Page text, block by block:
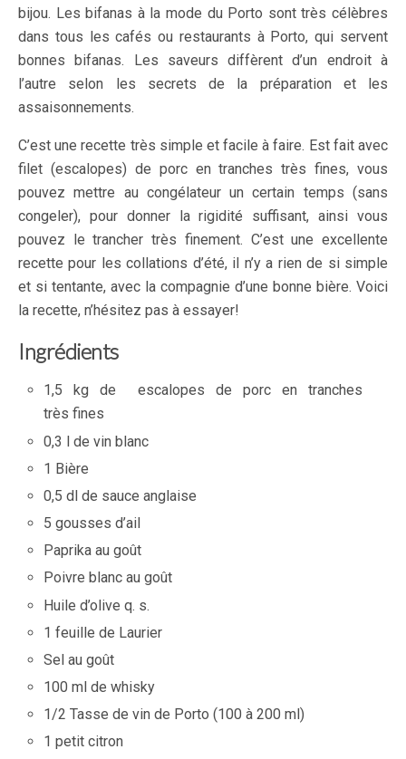
bijou. Les bifanas à la mode du Porto sont très célèbres
dans tous les cafés ou restaurants à Porto, qui servent
bonnes bifanas. Les saveurs diffèrent d’un endroit à
l’autre selon les secrets de la préparation et les
assaisonnements.
C’est une recette très simple et facile à faire. Est fait avec
filet (escalopes) de porc en tranches très fines, vous
pouvez mettre au congélateur un certain temps (sans
congeler), pour donner la rigidité suffisant, ainsi vous
pouvez le trancher très finement. C’est une excellente
recette pour les collations d’été, il n’y a rien de si simple
et si tentante, avec la compagnie d’une bonne bière. Voici
la recette, n’hésitez pas à essayer!
Ingrédients
1,5 kg de escalopes de porc en tranches
très fines
0,3 l de vin blanc
1 Bière
0,5 dl de sauce anglaise
5 gousses d’ail
Paprika au goût
Poivre blanc au goût
Huile d’olive q. s.
1 feuille de Laurier
Sel au goût
100 ml de whisky
1/2 Tasse de vin de Porto (100 à 200 ml)
1 petit citron